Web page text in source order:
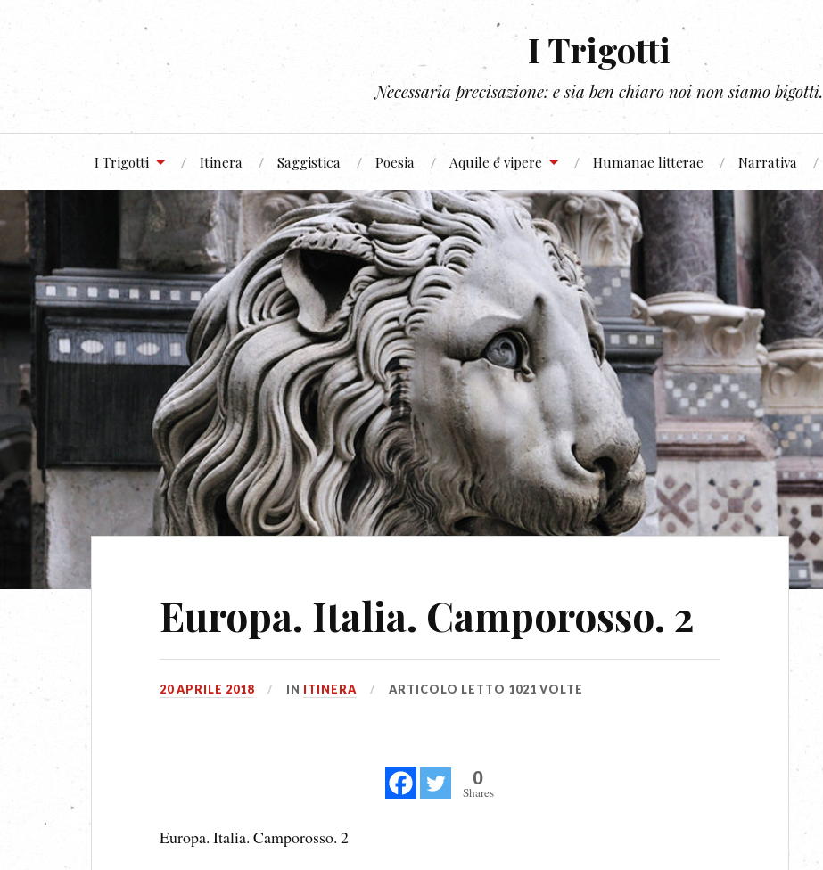
I Trigotti
Necessaria precisazione: e sia ben chiaro noi non siamo bigotti.
I Trigotti Itinera Saggistica Poesia Aquile e vipere Humanae litterae Narrativa
Europa. Italia. Camporosso. 2
20 APRILE 2018 IN ITINERA ARTICOLO LETTO 1021 VOLTE
0
Shares
Europa. Italia. Camporosso. 2